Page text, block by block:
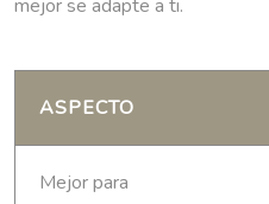
mejor se adapte a ti.
ASPECTO
Mejor para